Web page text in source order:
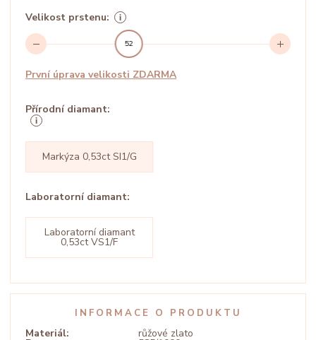
Velikost prstenu:
52
První úprava velikosti ZDARMA
Přírodní diamant:
Markýza 0,53ct SI1/G
Laboratorní diamant:
Laboratorní diamant
0,53ct VS1/F
INFORMACE O PRODUKTU
Materiál: růžové zlato